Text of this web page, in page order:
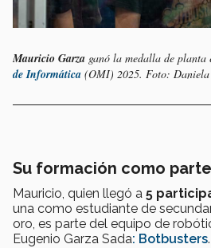
Mauricio Garza ganó la medalla de planta
de Informática (OMI) 2025. Foto: Daniela
Su formación como
Mauricio, quien llegó a 5
una como estudiante de
oro, es parte del equipo de
Eugenio Garza Sada: Botbusters.